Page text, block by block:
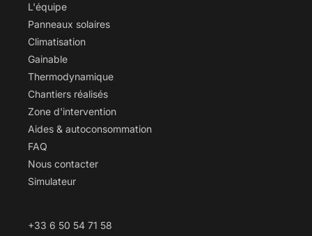
L'équipe
Panneaux solaires
Climatisation
Gainable
Thermodynamique
Chantiers réalisés
Zone d'intervention
Aides & autoconsommation
FAQ
Nous contacter
Simulateur
+33 6 50 54 71 58